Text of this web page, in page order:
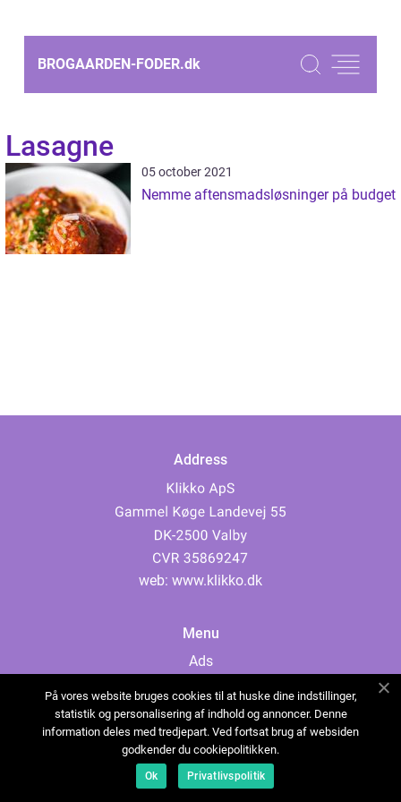
BROGAARDEN-FODER.dk
Lasagne
05 october 2021
Nemme aftensmadsløsninger på budget
Address
web: www.klikko.dk
Menu
Ads
Cookies
Contact
Sitemap
På vores website bruges cookies til at huske dine indstillinger,
statistik og personalisering af indhold og annoncer. Denne
information deles med tredjepart. Ved fortsat brug af websiden
godkender du cookiepolitikken.
Ok Privatlivspolitik